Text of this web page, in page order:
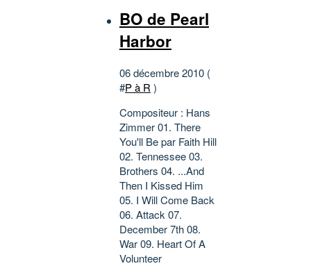
BO de Pearl
Harbor
06 décembre 2010 (
#P à R )
Compositeur : Hans
Zimmer 01. There
You'll Be par Faith Hill
02. Tennessee 03.
Brothers 04. ...And
Then I Kissed Him
05. I Will Come Back
06. Attack 07.
December 7th 08.
War 09. Heart Of A
Volunteer